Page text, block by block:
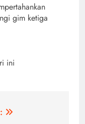
gim ketiga
ini